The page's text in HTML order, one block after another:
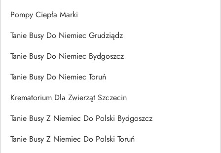
Pompy Ciepła Marki
Tanie Busy Do Niemiec Grudziądz
Tanie Busy Do Niemiec Bydgoszcz
Tanie Busy Do Niemiec Toruń
Krematorium Dla Zwierząt Szczecin
Tanie Busy Z Niemiec Do Polski Bydgoszcz
Tanie Busy Z Niemiec Do Polski Toruń